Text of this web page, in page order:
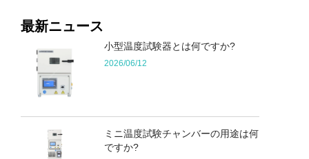
最新ニュース
小型温度試験器とは何ですか?
2026/06/12
ミニ温度試験チャンバーの用途は何
ですか?